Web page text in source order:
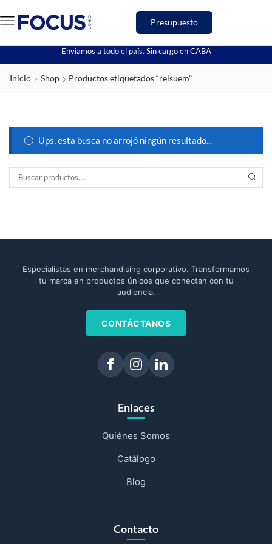
Presupuesto
Enviamos a todo el país. Sin cargo en CABA
Inicio Shop Productos etiquetados “reisuem”
Ups, esta busca no arrojó ningún resultado...
Especialistas en merchandising corporativo. Transformamos
tu marca en productos únicos que conectan con tu
audiencia.
CONTÁCTANOS
Enlaces
Quiénes Somos
Catálogo
Blog
Contacto